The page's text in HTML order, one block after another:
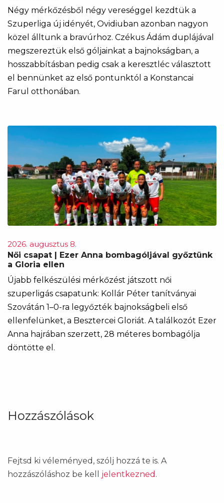
Négy mérkőzésből négy vereséggel kezdtük a
Szuperliga új idényét, Ovidiuban azonban nagyon
közel álltunk a bravúrhoz. Czékus Ádám duplájával
megszereztük első góljainkat a bajnokságban, a
hosszabbításban pedig csak a keresztléc választott
el bennünket az első pontunktól a Konstancai
Farul otthonában.
2026. augusztus 8.
Női csapat | Ezer Anna bombagóljával győztünk
a Gloria ellen
Újabb felkészülési mérkőzést játszott női
szuperligás csapatunk: Kollár Péter tanítványai
Szovátán 1–0-ra legyőzték bajnokságbeli első
ellenfelünket, a Besztercei Gloriát. A találkozót Ezer
Anna hajrában szerzett, 28 méteres bombagólja
döntötte el.
Hozzászólások
Fejtsd ki véleményed, szólj hozzá te is. A
hozzászóláshoz be kell jelentkezned .